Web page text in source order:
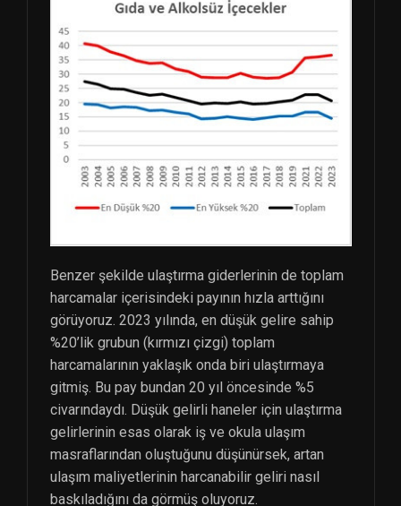
Benzer şekilde ulaştırma giderlerinin de toplam
harcamalar içerisindeki payının hızla arttığını
görüyoruz. 2023 yılında, en düşük gelire sahip
%20’lik grubun (kırmızı çizgi) toplam
harcamalarının yaklaşık onda biri ulaştırmaya
gitmiş. Bu pay bundan 20 yıl öncesinde %5
civarındaydı. Düşük gelirli haneler için ulaştırma
gelirlerinin esas olarak iş ve okula ulaşım
masraflarından oluştuğunu düşünürsek, artan
ulaşım maliyetlerinin harcanabilir geliri nasıl
baskıladığını da görmüş oluyoruz.